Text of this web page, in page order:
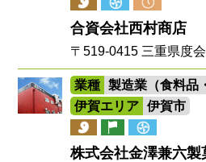
合資会社西村商店
〒519-0415 三重県度
業種
製造業（食料品
伊賀エリア
伊賀市
株式会社金澤兼六製